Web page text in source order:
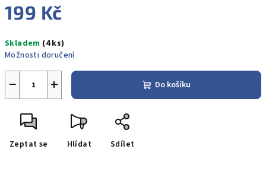
199 Kč
cena:
Skladem (4 ks)
Možnosti doručení
+
− Do košíku
Zeptat se Hlídat Sdílet